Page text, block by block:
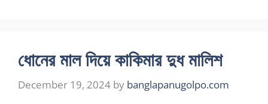
ধোনের মাল দিয়ে কাকিমার দুধ মালিশ
December 19, 2024 by banglapanugolpo.com